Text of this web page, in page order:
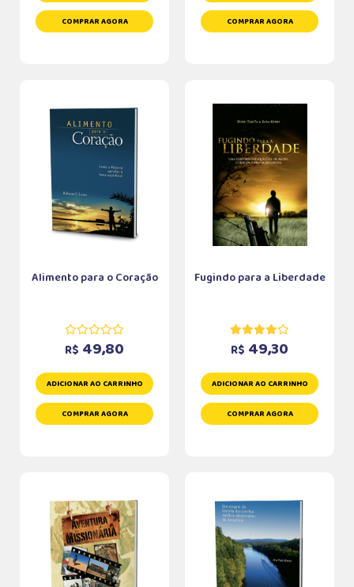
COMPRAR AGORA COMPRAR AGORA
Alimento para o Coração
R$ 49,80
ADICIONAR AO CARRINHO
COMPRAR AGORA
Fugindo para a Liberdade
R$ 49,30
ADICIONAR AO CARRINHO
COMPRAR AGORA